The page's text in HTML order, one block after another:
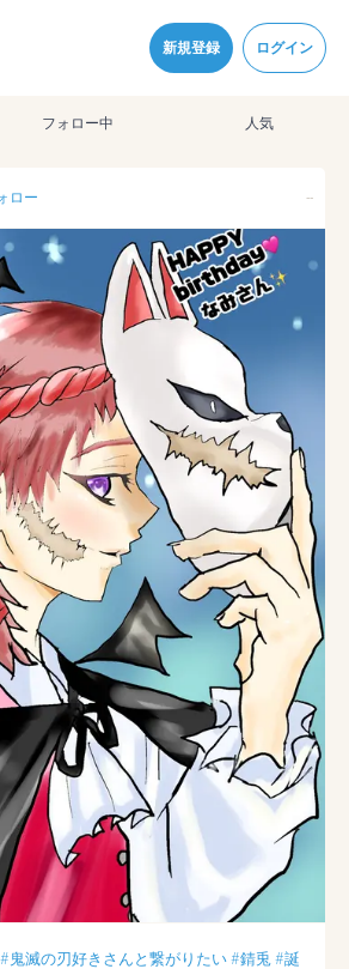
新規登録 ログイン
日付で プライパシーポリシーを改定しました。
け取るにはここをクリックします
アプリでさらに快適に！
フォロー中 人気
ロー --
#鬼滅の刃好きさんと繋がりたい#錆兎 #誕